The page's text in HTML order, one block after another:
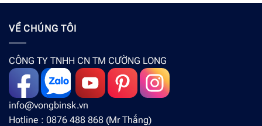
VỀ CHÚNG TÔI
CÔNG TY TNHH CN TM CƯỜNG LONG
info@vongbinsk.vn
Hotline : 0876 488 868 (Mr Thắng)